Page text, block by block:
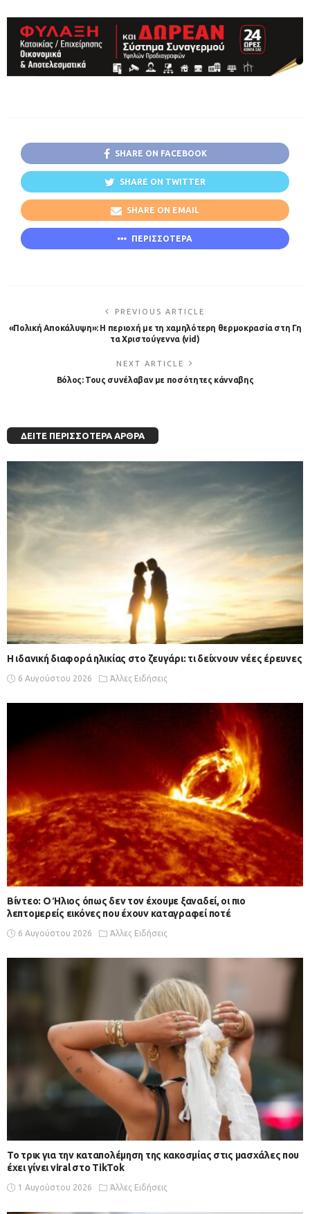
SHARE ON FACEBOOK
SHARE ON TWITTER
SHARE ON EMAIL
ΠΕΡΙΣΣΟΤΕΡΑ
PREVIOUS ARTICLE
«Πολική Αποκάλυψη»: Η περιοχή με τη χαμηλότερη θερμοκρασία στη Γη
τα Χριστούγεννα (vid)
NEXT ARTICLE
Βόλος: Τους συνέλαβαν με ποσότητες κάνναβης
ΔΕΊΤΕ ΠΕΡΙΣΣΌΤΕΡΑ ΆΡΘΡΑ
Η ιδανική διαφορά ηλικίας στο ζευγάρι: τι δείχνουν νέες έρευνες
6 Αυγούστου 2026 Άλλες Ειδήσεις
Βίντεο: Ο Ήλιος όπως δεν τον έχουμε ξαναδεί, οι πιο
λεπτομερείς εικόνες που έχουν καταγραφεί ποτέ
6 Αυγούστου 2026 Άλλες Ειδήσεις
Το τρικ για την καταπολέμηση της κακοσμίας στις μασχάλες που
έχει γίνει viral στο TikTok
1 Αυγούστου 2026 Άλλες Ειδήσεις